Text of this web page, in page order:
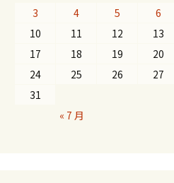
3
4 5 6
10
11 12 13
17
18 19 20
24
25 26 27
31
« 7 月